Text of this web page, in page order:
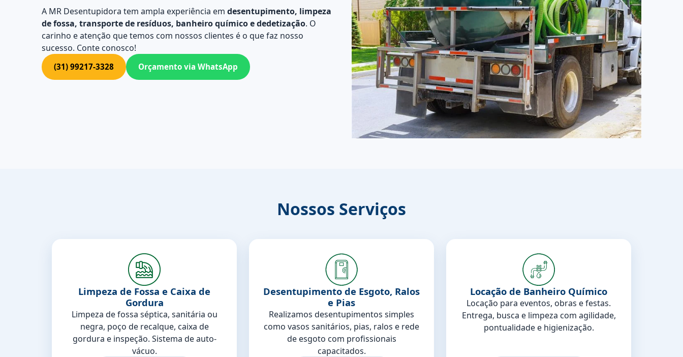
A MR Desentupidora tem ampla experiência em desentupimento, limpeza
de fossa, transporte de resíduos, banheiro químico e dedetização. O
carinho e atenção que temos com nossos clientes é o que faz nosso
sucesso. Conte conosco!
(31) 99217-3328 Orçamento via WhatsApp
Nossos Serviços
Limpeza de Fossa e Caixa de
Gordura
Limpeza de fossa séptica, sanitária ou
negra, poço de recalque, caixa de
gordura e inspeção. Sistema de auto-
vácuo.
Desentupimento de Esgoto, Ralos
e Pias
Realizamos desentupimentos simples
como vasos sanitários, pias, ralos e rede
de esgoto com profissionais
capacitados.
Locação de Banheiro Químico
Locação para eventos, obras e festas.
Entrega, busca e limpeza com agilidade,
pontualidade e higienização.